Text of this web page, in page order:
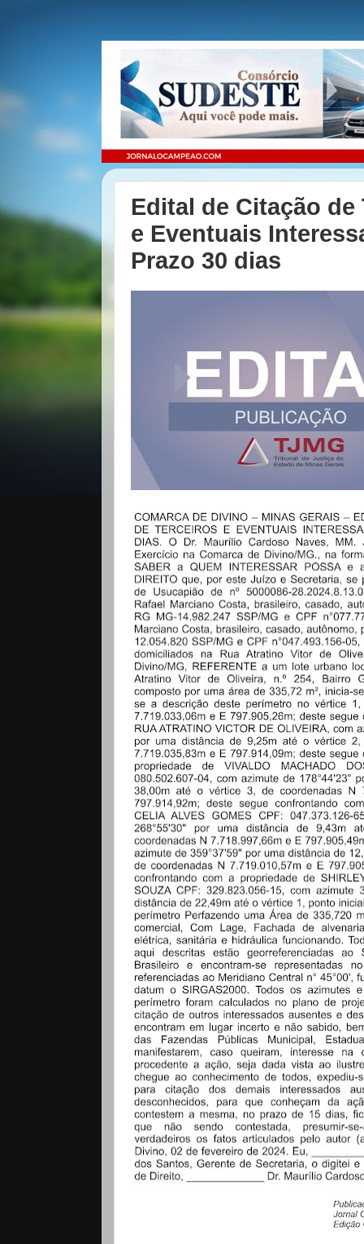
Edital de Citação de
e Eventuais
Prazo 30 dias